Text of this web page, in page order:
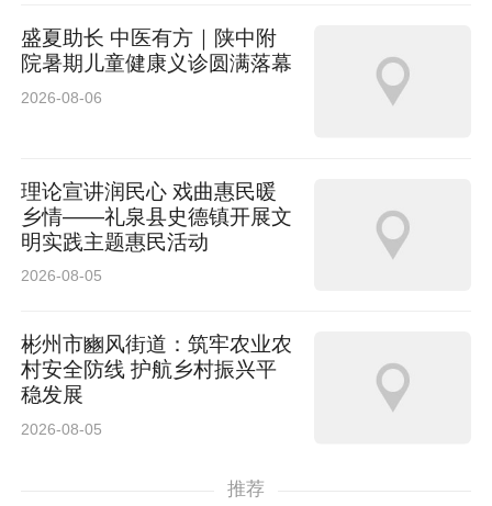
盛夏助长 中医有方｜陕中附
院暑期儿童健康义诊圆满落幕
2026-08-06
理论宣讲润民心 戏曲惠民暖
乡情——礼泉县史德镇开展文
明实践主题惠民活动
2026-08-05
彬州市豳风街道：筑牢农业农
村安全防线 护航乡村振兴平
稳发展
2026-08-05
推荐